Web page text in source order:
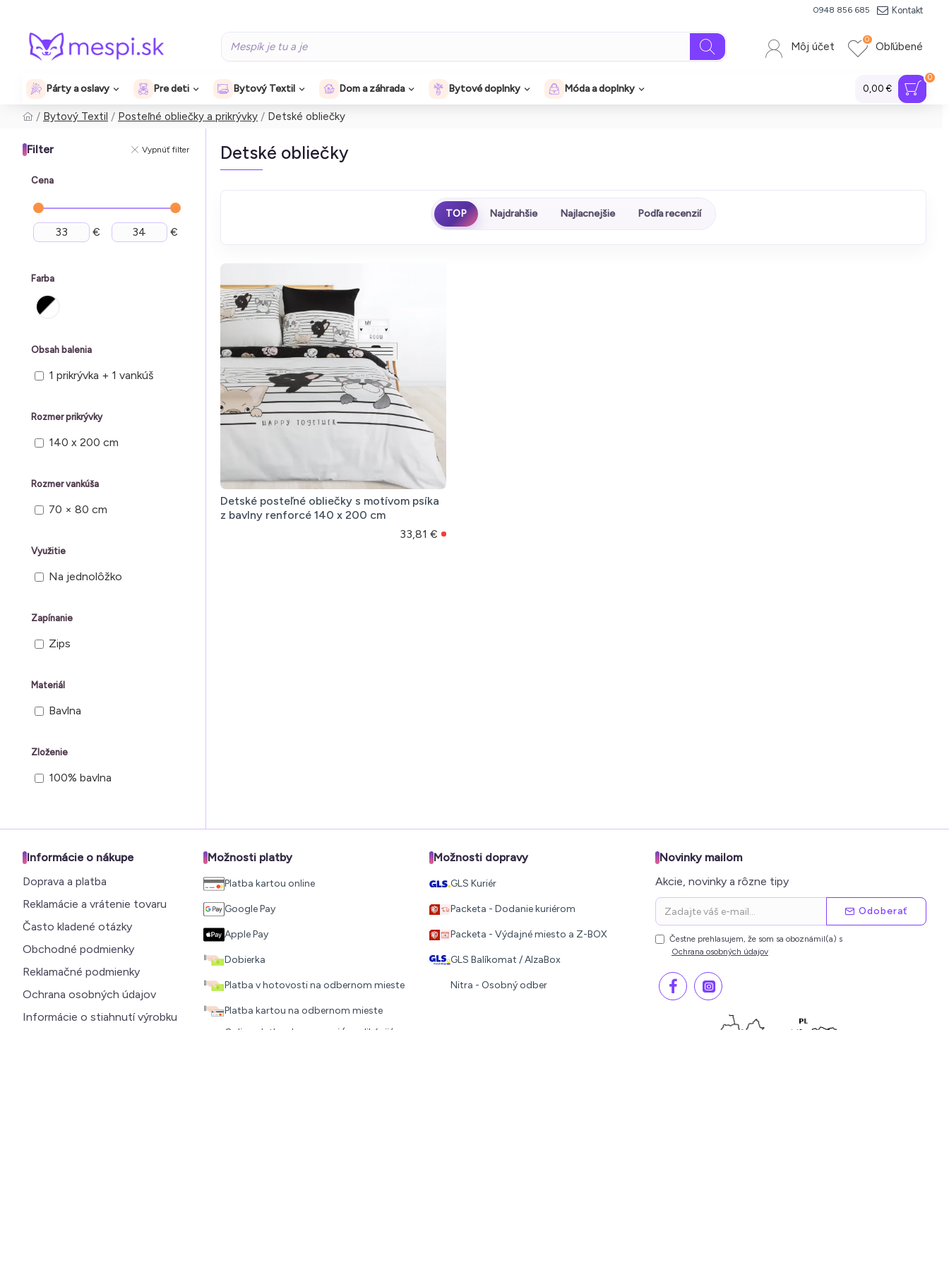
0948 856 685 Kontakt
Môj účet Obľúbené
0
Párty a oslavy Pre deti Bytový Textil Dom a záhrada Bytové doplnky Móda a doplnky 0,00 €
0
Bytový Textil Posteľné obliečky a prikrývky Detské obliečky
Filter Vypnúť filter
Cena
€ €
Obsah balenia
1 prikrývka + 1 vankúš
Zloženie
100% bavlna
Rozmer prikrývky
140 x 200 cm
Rozmer vankúša
70 × 80 cm
Materiál
Bavlna
Využitie
Na jednolôžko
Zapínanie
Zips
Farba
Detské obliečky
TOP Najdrahšie Najlacnejšie Podľa recenzií
Detské posteľné obliečky s motívom psíka
z bavlny renforcé 140 x 200 cm
33,81 €
Informácie o nákupe
Doprava a platba
Reklamácie a vrátenie tovaru
Často kladené otázky
Obchodné podmienky
Reklamačné podmienky
Ochrana osobných údajov
Informácie o stiahnutí výrobku
Možnosti platby
Platba kartou online
Google Pay
Apple Pay
Dobierka
Platba v hotovosti na odbernom mieste
Platba kartou na odbernom mieste
Online platba dopravcovi (v aplikácii/cez
Možnosti dopravy
GLS Kuriér
Packeta - Dodanie kuriérom
Packeta - Výdajné miesto a Z-BOX
GLS Balíkomat / AlzaBox
Nitra - Osobný odber
Novinky mailom
Akcie, novinky a rôzne tipy
Odoberať
Čestne prehlasujem, že som sa oboznámil(a) s
Ochrana osobných údajov